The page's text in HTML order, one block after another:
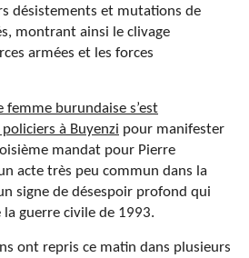
désistements et mutations de
montrant ainsi le clivage
armées et les forces
femme burundaise s’est
à Buyenzi pour manifester
mandat pour Pierre
acte très peu commun dans la
signe de désespoir profond qui
la guerre civile de 1993.
ont repris ce matin dans plusieurs